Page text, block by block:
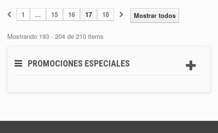
Mostrar todos
1 ... 15 16 17 18
Mostrando 193 - 204 de 210 items
PROMOCIONES ESPECIALES